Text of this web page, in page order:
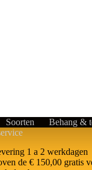
Soorten Behang &
1 a 2 werkdagen
de € 150,00 gratis